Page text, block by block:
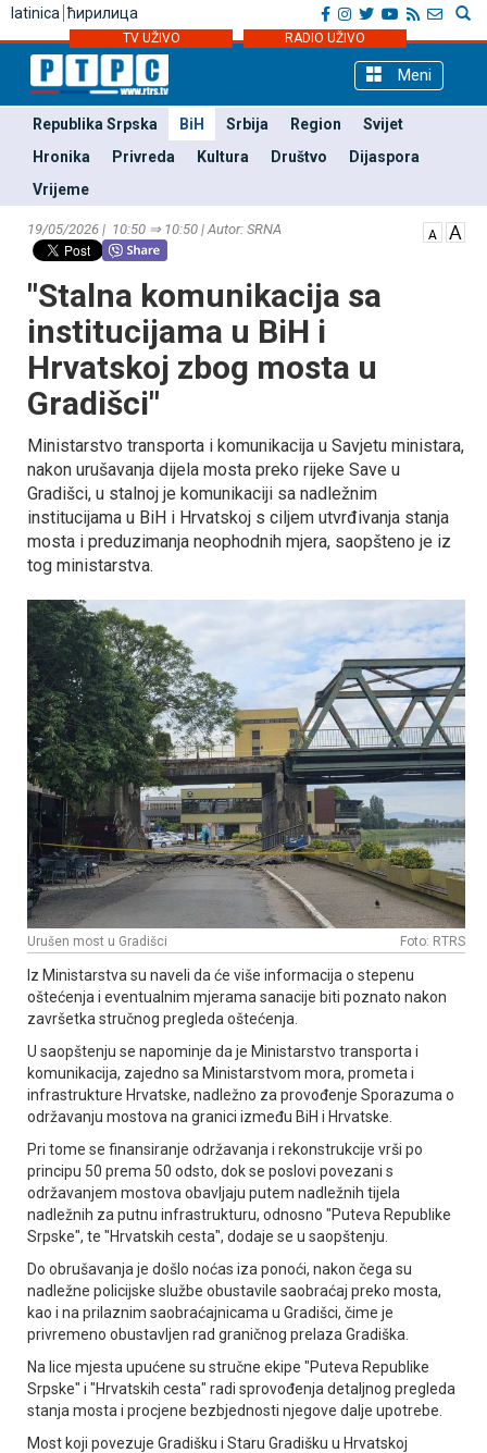
latinica ћирилица
TV UŽIVO RADIO UŽIVO
Meni
Republika Srpska BiH Srbija Region
Svijet
Hronika
Privreda Kultura Društvo
Dijaspora
Vrijeme
19/05/2026 | 10:50 ⇒ 10:50 | Autor: SRNA
"Stalna komunikacija sa
institucijama u BiH i
Hrvatskoj zbog mosta u
Gradišci"
Ministarstvo transporta i komunikacija u Savjetu ministara,
nakon urušavanja dijela mosta preko rijeke Save u
Gradišci, u stalnoj je komunikaciji sa nadležnim
institucijama u BiH i Hrvatskoj s ciljem utvrđivanja stanja
mosta i preduzimanja neophodnih mjera, saopšteno je iz
tog ministarstva.
Urušen most u Gradišci Foto: RTRS
Iz Ministarstva su naveli da će više informacija o stepenu
oštećenja i eventualnim mjerama sanacije biti poznato nakon
završetka stručnog pregleda oštećenja.
U saopštenju se napominje da je Ministarstvo transporta i
komunikacija, zajedno sa Ministarstvom mora, prometa i
infrastrukture Hrvatske, nadležno za provođenje Sporazuma o
održavanju mostova na granici između BiH i Hrvatske.
Pri tome se finansiranje održavanja i rekonstrukcije vrši po
principu 50 prema 50 odsto, dok se poslovi povezani s
održavanjem mostova obavljaju putem nadležnih tijela
nadležnih za putnu infrastrukturu, odnosno "Puteva Republike
Srpske", te "Hrvatskih cesta", dodaje se u saopštenju.
Do obrušavanja je došlo noćas iza ponoći, nakon čega su
nadležne policijske službe obustavile saobraćaj preko mosta,
kao i na prilaznim saobraćajnicama u Gradišci, čime je
privremeno obustavljen rad graničnog prelaza Gradiška.
Na lice mjesta upućene su stručne ekipe "Puteva Republike
Srpske" i "Hrvatskih cesta" radi sprovođenja detaljnog pregleda
stanja mosta i procjene bezbjednosti njegove dalje upotrebe.
Most koji povezuje Gradišku i Staru Gradišku u Hrvatskoj